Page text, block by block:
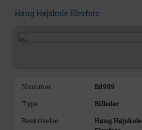
Høng Højskole Elevfoto
Nummer
B8999
Type
Billeder
Beskrivelse
Høng Højskole